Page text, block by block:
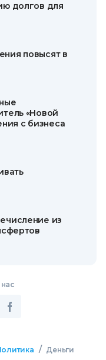
долгов для
повысят в
«Новой
с бизнеса
из
/ Деньги